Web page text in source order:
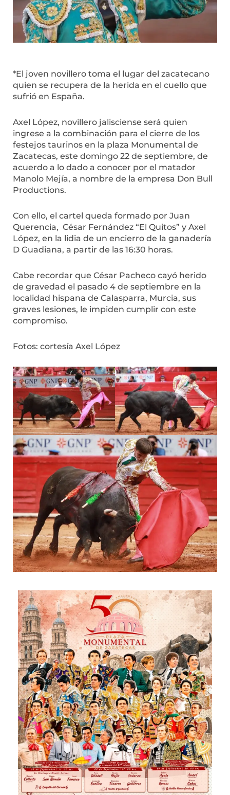
*El joven novillero toma el lugar del zacatecano
quien se recupera de la herida en el cuello que
sufrió en España.
Axel López, novillero jalisciense será quien
ingrese a la combinación para el cierre de los
festejos taurinos en la plaza Monumental de
Zacatecas, este domingo 22 de septiembre, de
acuerdo a lo dado a conocer por el matador
Manolo Mejía, a nombre de la empresa Don Bull
Productions.
Con ello, el cartel queda formado por Juan
Querencia, César Fernández “El Quitos” y Axel
López, en la lidia de un encierro de la ganadería
D Guadiana, a partir de las 16:30 horas.
Cabe recordar que César Pacheco cayó herido
de gravedad el pasado 4 de septiembre en la
localidad hispana de Calasparra, Murcia, sus
graves lesiones, le impiden cumplir con este
compromiso.
Fotos: cortesía Axel López